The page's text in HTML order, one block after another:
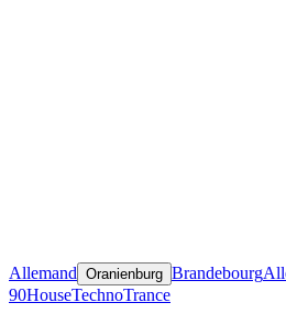
Allemand Oranienburg Brandebourg
90HouseTechnoTrance